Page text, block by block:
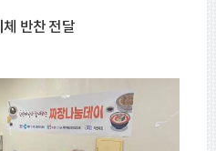
반찬 전달